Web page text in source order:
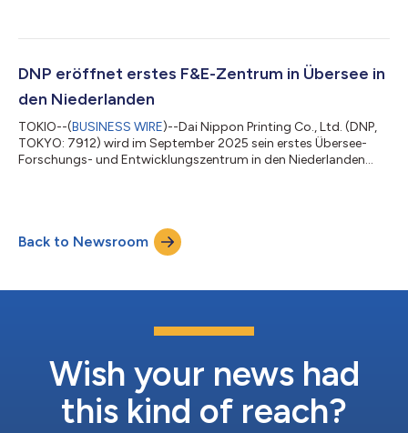
der 1,4-nm-Generation entsprechen, und erfüllt die
Logikhalbleiter. Hintergrund und Ziele Angesichts des Trends zu
DNP eröffnet erstes F&E-Zentrum in Übersee in
den Niederlanden
TOKIO--(BUSINESS WIRE)--Dai Nippon Printing Co., Ltd. (DNP,
TOKYO: 7912) wird im September 2025 sein erstes Übersee-
Forschungs- und Entwicklungszentrum in den Niederlanden
Innovationen beschleunigen. HTCE ist eines der führenden
Innovationszentren in Europa, in dem rund 300 Unternehmen
und Forschungsinstitute sowie mehr als 12.500 Fors...
Back to Newsroom
Wish your news had
this kind of reach?